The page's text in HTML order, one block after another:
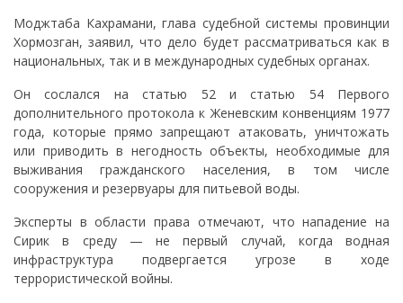
Моджтаба Кахрамани, глава судебной системы провинции
Хормозган, заявил, что дело будет рассматриваться как в
национальных, так и в международных судебных органах.
Он сослался на статью 52 и статью 54 Первого
дополнительного протокола к Женевским конвенциям 1977
года, которые прямо запрещают атаковать, уничтожать
или приводить в негодность объекты, необходимые для
выживания гражданского населения, в том числе
сооружения и резервуары для питьевой воды.
Эксперты в области права отмечают, что нападение на
Сирик в среду — не первый случай, когда водная
инфраструктура подвергается угрозе в ходе
террористической войны.